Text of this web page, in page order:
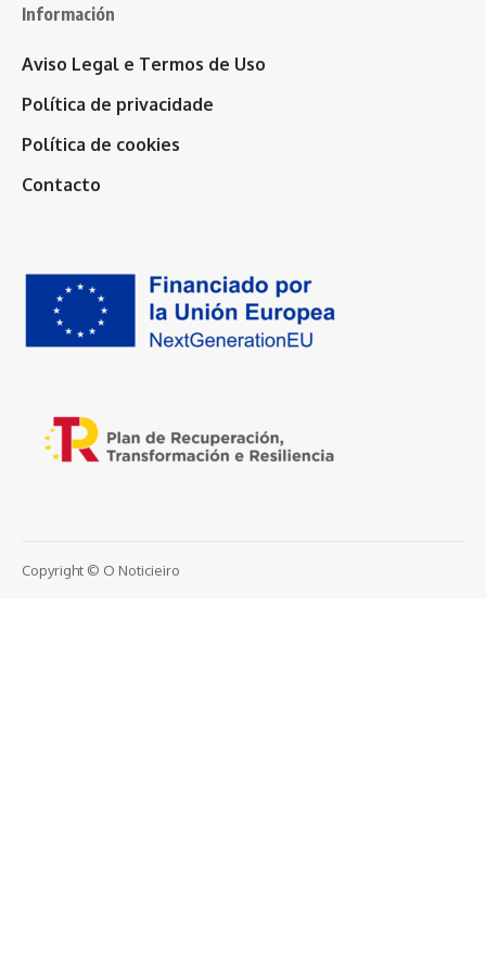
Información
Aviso Legal e Termos de Uso
Política de privacidade
Política de cookies
Contacto
Copyright © O Noticieiro